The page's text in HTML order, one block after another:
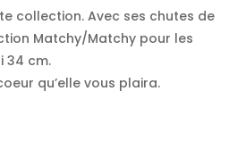
collection. Avec ses chutes de
Matchy/Matchy pour les
34 cm.
qu’elle vous plaira.